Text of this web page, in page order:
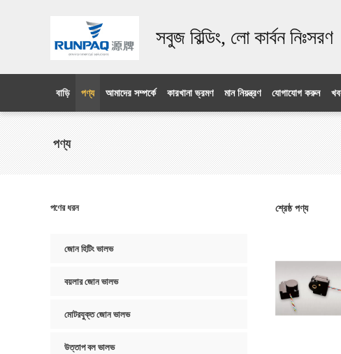
সবুজ বিল্ডিং, লো কার্বন নিঃসরণ
বাড়ি পণ্য আমাদের সম্পর্কে কারখানা ভ্রমণ মান নিয়ন্ত্রণ যোগাযোগ করুন
পণ্য
পণের ধরন
জোন হিটিং ভালভ
বয়লার জোন ভালভ
মোটরযুক্ত জোন ভালভ
উত্তাপ বল ভালভ
শ্রেষ্ঠ পণ্য